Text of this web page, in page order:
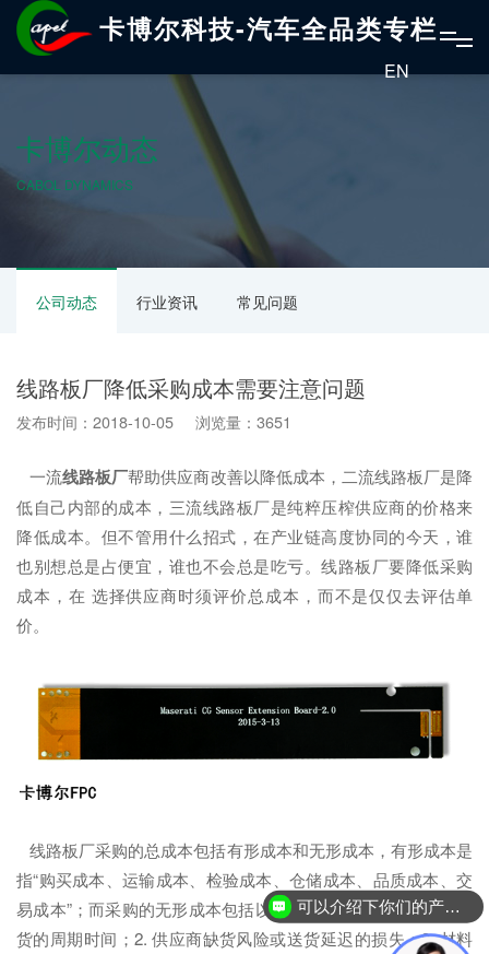
卡博尔科技-汽车全品类专栏
EN
卡博尔动态
CABOL DYNAMICS
公司动态 行业资讯 常见问题
线路板厂降低采购成本需要注意问题
发布时间：2018-10-05 浏览量：3651
一流线路板厂帮助供应商改善以降低成本，二流线路板厂是降
低自己内部的成本，三流线路板厂是纯粹压榨供应商的价格来
降低成本。但不管用什么招式，在产业链高度协同的今天，谁
也别想总是占便宜，谁也不会总是吃亏。线路板厂要降低采购
成本，在 选择供应商时须评价总成本，而不是仅仅去评估单
价。
线路板厂采购的总成本包括有形成本和无形成本，有形成本是
指“购买成本、运输成本、检验成本、仓储成本、品质成本、交
易成本”；而采购的无形成本包括以下几点：1. 准时交货率与交
货的周期时间；2. 供应商缺货风险或送货延迟的损失；3. 材料
可以介绍下你们的产品么？
你们是怎么收费的呢？